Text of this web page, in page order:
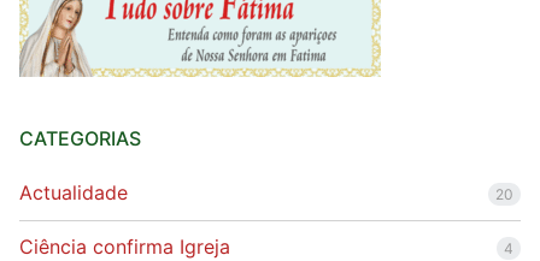
CATEGORIAS
Actualidade 20
Ciência confirma Igreja 4